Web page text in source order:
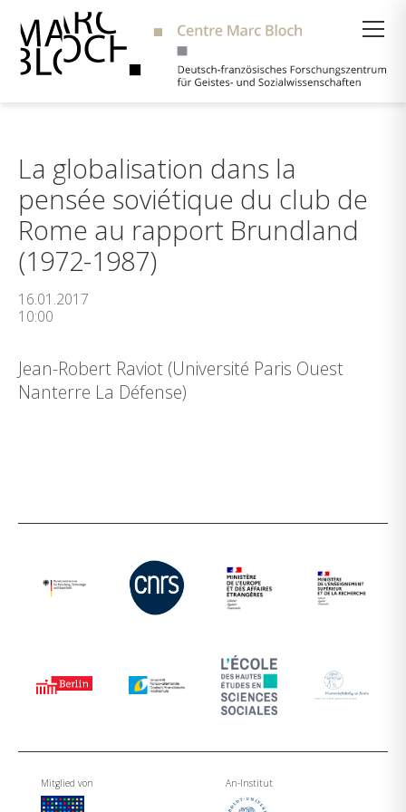
La globalisation dans la
pensée soviétique du club de
Rome au rapport Brundland
(1972-1987)
16.01.2017
10:00
Jean-Robert Raviot (Université Paris Ouest
Nanterre La Défense)
Mitglied von An-Institut